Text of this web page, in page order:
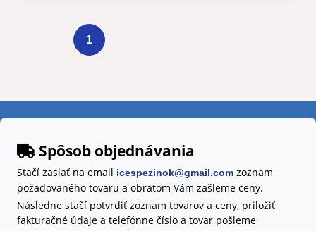
1
Spôsob objednávania
Stačí zaslať na email icespezinok@gmail.com zoznam
požadovaného tovaru a obratom Vám zašleme ceny.
Následne stačí potvrdiť zoznam tovarov a ceny, priložiť
fakturačné údaje a telefónne číslo a tovar pošleme